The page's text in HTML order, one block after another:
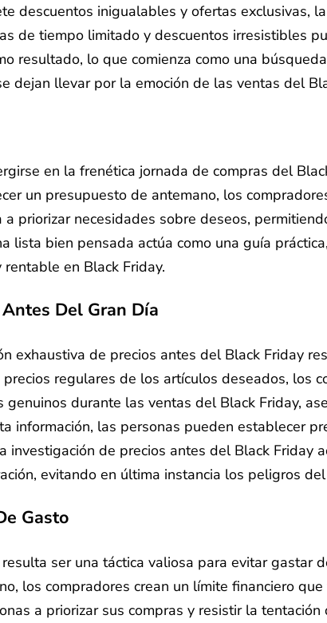
descuentos inigualables y ofertas exclusivas,
de tiempo limitado y descuentos irresistibles
resultado, lo que comienza como una
dejan llevar por la emoción de las ventas del
en la frenética jornada de compras del
un presupuesto de antemano, los
priorizar necesidades sobre deseos,
lista bien pensada actúa como una guía
en Black Friday.
Del Gran Día
exhaustiva de precios antes del Black Friday
regulares de los artículos deseados, los
durante las ventas del Black Friday,
información, las personas pueden establecer
investigación de precios antes del Black
evitando en última instancia los peligros
Gasto
ser una táctica valiosa para evitar
los compradores crean un límite financiero
a priorizar sus compras y resistir la